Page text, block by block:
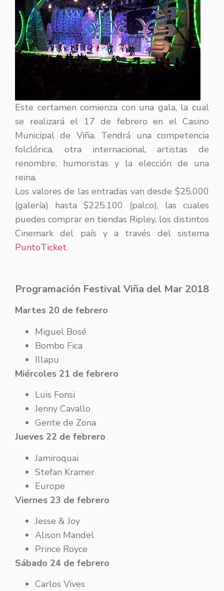
Este certamen comienza con una gala, la cual
se realizará el 17 de febrero en el Casino
Municipal de Viña. Tendrá una competencia
folclórica, otra internacional, artistas de
renombre, humoristas y la elección de una
reina.
Los valores de las entradas van desde $25.000
(galería) hasta $225.100 (palco), las cuales
puedes comprar en tiendas Ripley, los distintos
Cinemark del país y a través del sistema
PuntoTicket.
Programación Festival Viña del Mar 2018
Martes 20 de febrero
Miguel Bosé
Bombo Fica
Illapu
Miércoles 21 de febrero
Luis Fonsi
Jenny Cavallo
Gente de Zona
Jueves 22 de febrero
Jamiroquai
Stefan Kramer
Europe
Viernes 23 de febrero
Jesse & Joy
Alison Mandel
Prince Royce
Sábado 24 de febrero
Carlos Vives